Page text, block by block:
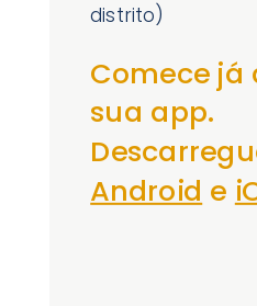
distrito)
Comece já
sua app.
Android e